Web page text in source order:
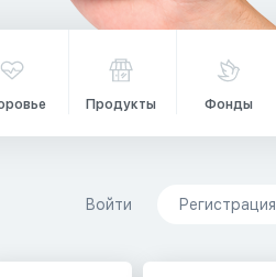
Продукты Фонды
Войти Регистрация